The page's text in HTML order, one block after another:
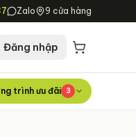
Zalo 9 cửa hàng
Đăng nhập
trình ưu đãi 3